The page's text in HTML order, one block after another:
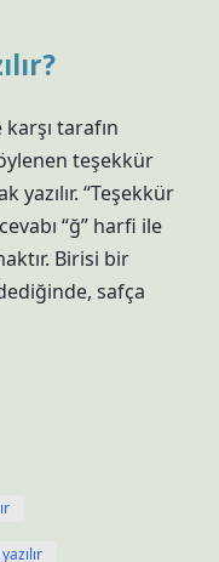
karşı tarafın
teşekkür
yazılır. “Teşekkür
“ğ” harfi ile
Birisi bir
safça